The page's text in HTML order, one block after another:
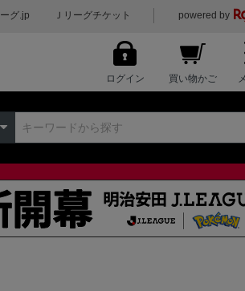
グ.jp Ｊリーグチケット powered by
ログイン 買い物かご